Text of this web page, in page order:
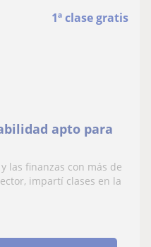
1ª clase gratis
apto para
las finanzas con más de
impartí clases en la